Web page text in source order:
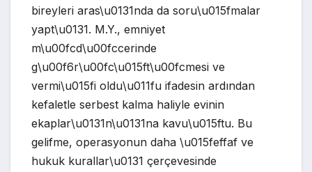
bireyleri aras\u0131nda da soru\u015fmalar
yapt\u0131. M.Y., emniyet
m\u00fcd\u00fccerinde
g\u00f6r\u00fc\u015ft\u00fcmesi ve
vermi\u015fi oldu\u011fu ifadesin ardından
kefaletle serbest kalma haliyle evinin
ekaplar\u0131n\u0131na kavu\u015ftu. Bu
gelifme, operasyonun daha \u015feffaf ve
hukuk kurallar\u0131 çerçevesinde